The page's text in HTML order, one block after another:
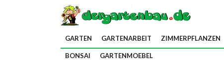
GARTEN GARTENARBEIT ZIMMERPFLANZEN
BONSAI GARTENMOEBEL